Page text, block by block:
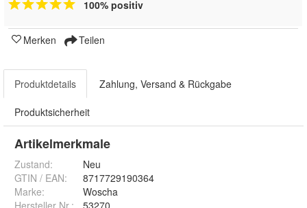
100% positiv
Merken Teilen
Produktdetails Zahlung, Versand & Rückgabe
Produktsicherheit
Artikelmerkmale
Zustand:
Neu
GTIN / EAN:
8717729190364
Marke:
Woscha